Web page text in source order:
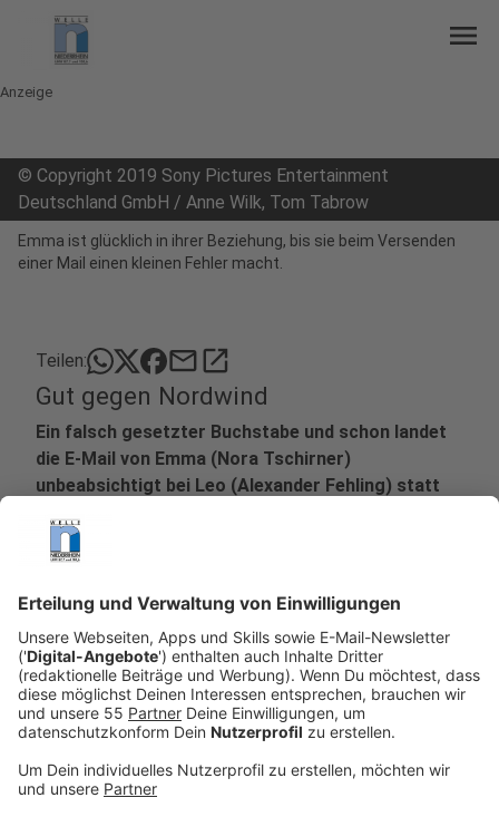
menu
Anzeige
© Copyright 2019 Sony Pictures Entertainment
Deutschland GmbH / Anne Wilk, Tom Tabrow
Emma ist glücklich in ihrer Beziehung, bis sie beim Versenden
einer Mail einen kleinen Fehler macht.
Teilen: mailopen_in_new
Gut gegen Nordwind
Ein falsch gesetzter Buchstabe und schon landet
die E-Mail von Emma (Nora Tschirner)
unbeabsichtigt bei Leo (Alexander Fehling) statt
Veröffentlicht:
Leo antwortet. Ein Austausch nimmt seinen Lauf, der
lustig und immer persönlicher wird. Weil sich die beiden
nicht kennen, sie also keinen Gesichtsverlust
befürchten müssen, vertrauen sie aneinander intime
Dinge an. Emma und Leo schließen eine digitale